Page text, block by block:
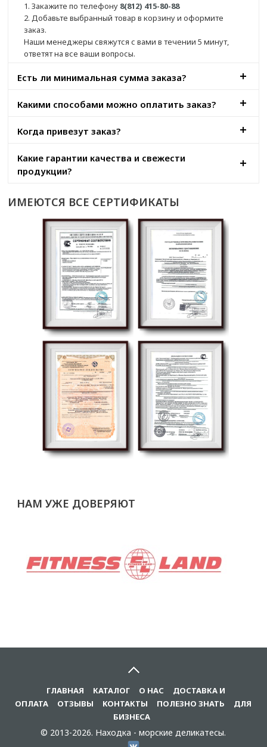
1. Закажите по телефону 8(812) 415-80-88
2. Добавьте выбранный товар в корзину и оформите
заказ.
Наши менеджеры свяжутся с вами в течении 5 минут,
ответят на все ваши вопросы.
Есть ли минимальная сумма заказа?
Какими способами можно оплатить заказ?
Когда привезут заказ?
Какие гарантии качества и свежести
продукции?
ИМЕЮТСЯ ВСЕ СЕРТИФИКАТЫ
НАМУЖЕ ДОВЕРЯЮТ
ГЛАВНАЯ КАТАЛОГ О НАС
ДОСТАВКА И
ОПЛАТА
ОТЗЫВЫ KОНТАКТЫ ПОЛЕЗНО ЗНАТЬ
ДЛЯ
БИЗНЕСА
© 2013-2026. Находка - морские деликатесы.